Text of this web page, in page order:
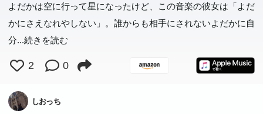
よだかは空に行って星になったけど、この音楽の彼女は「よだ
かにさえなれやしない」。誰からも相手にされないよだかに自
分...続きを読む
2 0
しおっち